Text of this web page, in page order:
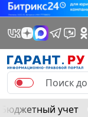
Бюджетный учет